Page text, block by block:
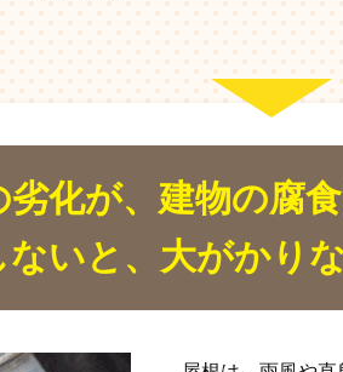
劣化が、建物の腐
いと、大がかり